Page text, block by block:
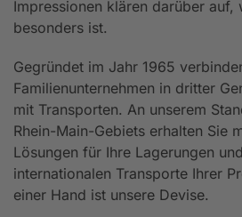
Impressionen klären darüber auf,
besonders ist.
Gegründet im Jahr 1965
Familienunternehmen in dritter
mit Transporten. An unserem
Rhein-Main-Gebiets erhalten Sie
Lösungen für Ihre Lagerungen
internationalen Transporte Ihrer
einer Hand ist unsere Devise.